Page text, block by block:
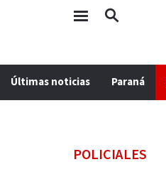
Últimas noticias Paraná
POLICIALES